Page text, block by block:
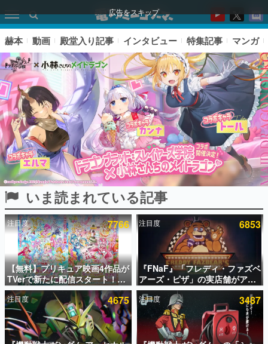
広告をスキップ
ピックアップ
電ファミのいま読まれている記事ランキング
アプリセール情報
インタビュー
連載・特集一覧
殿堂入り記事
赫本 動画 殿堂入り記事 インタビュー 特集記事 マンガ
いま読まれている記事
注目度 7766
【無料】プリキュア映画4作品が
TVerで新たに配信スタート！な
んと2018年～2024年の映画ほぼ
すべてが見放題に、ぶっちゃけ
ありえないラインナップ
注目度 6853
『FNaF』「フレディ・ファズベ
アーズ・ピザ」の実店舗がアメ
リカの商業施設「American
Dream」に2027年オープン！
ScottGamesとの共同開発、食
事だけでなくステージショーや
没入型のホラー体験も楽しめる
注目度 4675 注目度 3487